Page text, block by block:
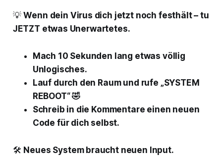
💡Wenn dein Virus dich jetzt noch festhält – tu
JETZT etwas Unerwartetes.
Mach 10 Sekunden lang etwas völlig
Unlogisches.
Lauf durch den Raum und rufe „SYSTEM
REBOOT“ 🤣
Schreib in die Kommentare einen neuen
Code für dich selbst.
🛠 Neues System braucht neuen Input.